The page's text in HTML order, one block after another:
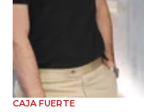
CAJA FUERTE